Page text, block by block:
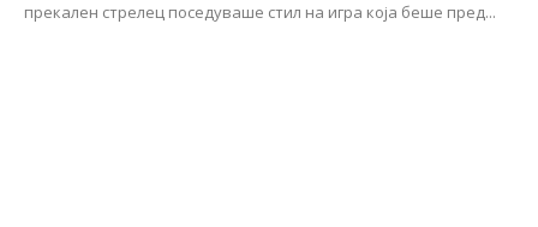
прекален стрелец поседуваше стил на игра која беше пред...